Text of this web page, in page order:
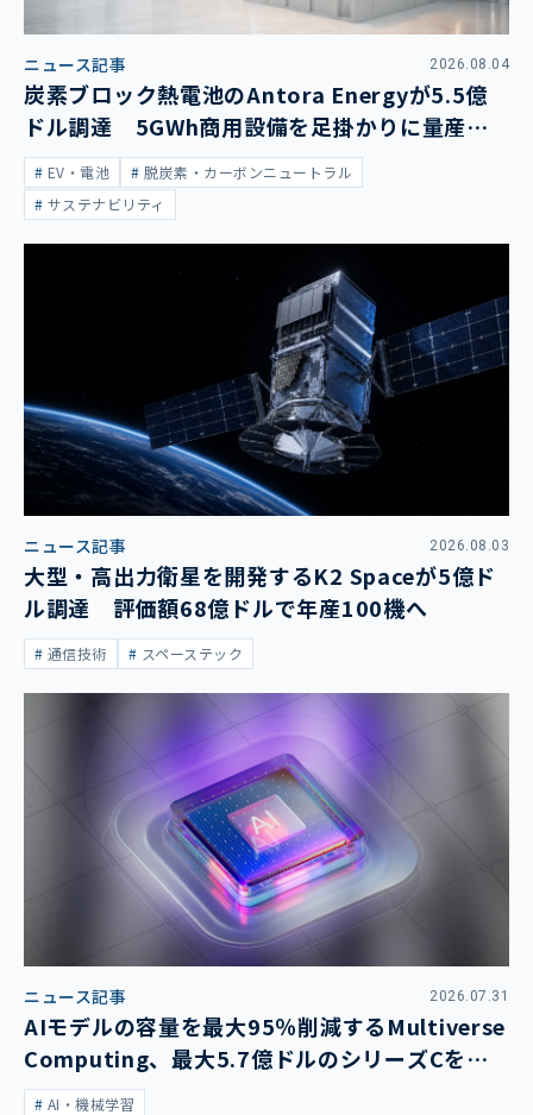
ニュース記事 2026.08.04
炭素ブロック熱電池のAntora Energyが5.5億
ドル調達 5GWh商用設備を足掛かりに量産拡
大EV・電池
脱炭素・カーボンニュートラル
サステナビリティ
ニュース記事 2026.08.03
大型・高出力衛星を開発するK2 Spaceが5億ド
ル調達 評価額68億ドルで年産100機へ
通信技術 スペーステック
ニュース記事 2026.07.31
AIモデルの容量を最大95％削減するMultiverse
Computing、最大5.7億ドルのシリーズCを発
表AI・機械学習